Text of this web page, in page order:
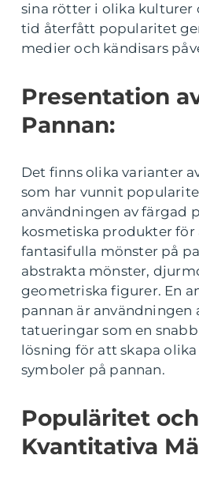
sina rötter i olika kulturer
tid återfått popularitet
medier och kändisars
Presentation
Pannan:
Det finns olika varianter
som har vunnit
användningen av färgad
kosmetiska produkter för
fantasifulla mönster på
abstrakta mönster,
geometriska figurer. En
pannan är användningen
tatueringar som en
lösning för att skapa
symboler på pannan.
Populäritet och
Kvantitativa